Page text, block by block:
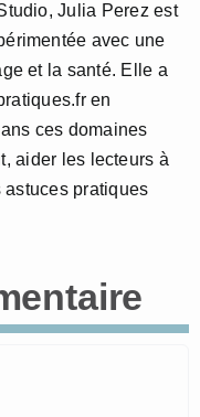
Julia Perez est
avec une
et la santé. Elle a
en
ces domaines
aider les lecteurs à
pratiques